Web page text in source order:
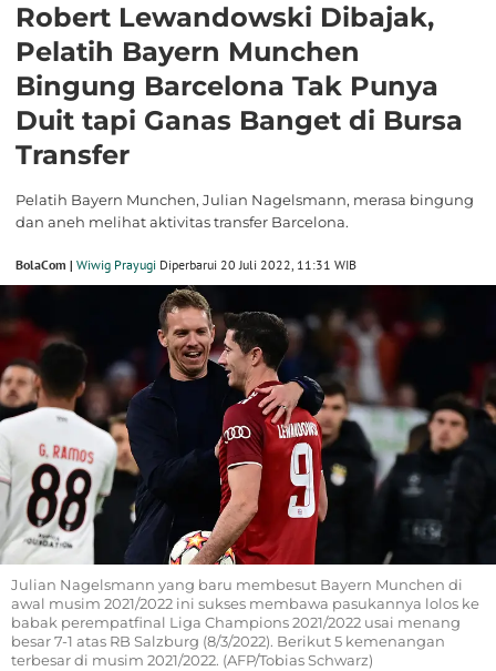
Robert Lewandowski Dibajak,
Pelatih Bayern Munchen
Bingung Barcelona Tak Punya
Duit tapi Ganas Banget di Bursa
Transfer
Pelatih Bayern Munchen, Julian Nagelsmann, merasa bingung
dan aneh melihat aktivitas transfer Barcelona.
BolaCom | Wiwig Prayugi Diperbarui 20 Juli 2022, 11:31 WIB
Julian Nagelsmann yang baru membesut Bayern Munchen di
awal musim 2021/2022 ini sukses membawa pasukannya lolos ke
babak perempatfinal Liga Champions 2021/2022 usai menang
besar 7-1 atas RB Salzburg (8/3/2022). Berikut 5 kemenangan
terbesar di musim 2021/2022. (AFP/Tobias Schwarz)